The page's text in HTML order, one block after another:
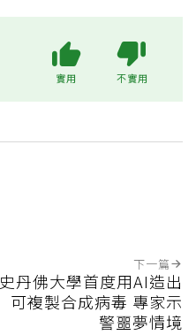
實用 不實用
下一篇
史丹佛大學首度用AI造出
可複製合成病毒 專家示
警噩夢情境